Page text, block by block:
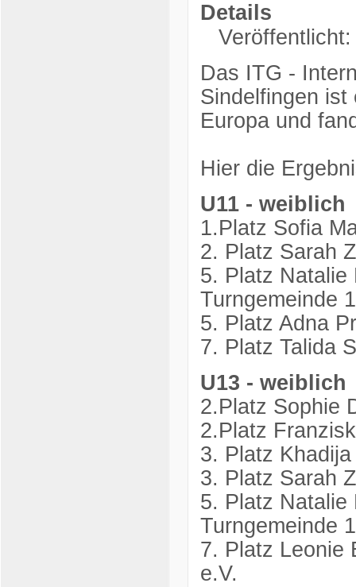
Details
Das ITG -
Sindelfingen ist
Europa und
Hier die
U11 - weiblich
1.Platz Sofia
2. Platz Sarah
5. Platz Natalie
Turngemeinde
5. Platz Adna
7. Platz Talida
U13 - weiblich
2.Platz Sophie
2.Platz
3. Platz
3. Platz Sarah
5. Platz Natalie
Turngemeinde
7. Platz Leonie
e.V.